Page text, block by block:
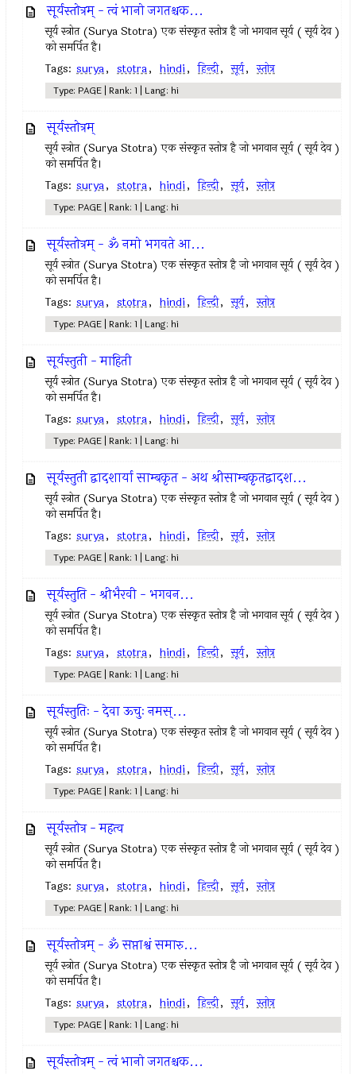
सूर्यस्तोत्रम् - त्वं भानो जगतश्चक...
सूर्य स्त्रोत (Surya Stotra) एक संस्कृत स्तोत्र है जो भगवान सूर्य ( सूर्य देव )
को समर्पित है।
Tags: surya, stotra, hindi, हिन्दी, सूर्य, स्तोत्र
Type: PAGE | Rank: 1 | Lang: hi
सूर्यस्तोत्रम्
सूर्य स्त्रोत (Surya Stotra) एक संस्कृत स्तोत्र है जो भगवान सूर्य ( सूर्य देव )
को समर्पित है।
Tags: surya, stotra, hindi, हिन्दी, सूर्य, स्तोत्र
Type: PAGE | Rank: 1 | Lang: hi
सूर्यस्तोत्रम् - ॐ नमो भगवते आ...
सूर्य स्त्रोत (Surya Stotra) एक संस्कृत स्तोत्र है जो भगवान सूर्य ( सूर्य देव )
को समर्पित है।
Tags: surya, stotra, hindi, हिन्दी, सूर्य, स्तोत्र
Type: PAGE | Rank: 1 | Lang: hi
सूर्यस्तुती - माहिती
सूर्य स्त्रोत (Surya Stotra) एक संस्कृत स्तोत्र है जो भगवान सूर्य ( सूर्य देव )
को समर्पित है।
Tags: surya, stotra, hindi, हिन्दी, सूर्य, स्तोत्र
Type: PAGE | Rank: 1 | Lang: hi
सूर्यस्तुती द्वादशार्या साम्बकृत - अथ श्रीसाम्बकृतद्वादश...
सूर्य स्त्रोत (Surya Stotra) एक संस्कृत स्तोत्र है जो भगवान सूर्य ( सूर्य देव )
को समर्पित है।
Tags: surya, stotra, hindi, हिन्दी, सूर्य, स्तोत्र
Type: PAGE | Rank: 1 | Lang: hi
सूर्यस्तुति - श्रीभैरवी - भगवन...
सूर्य स्त्रोत (Surya Stotra) एक संस्कृत स्तोत्र है जो भगवान सूर्य ( सूर्य देव )
को समर्पित है।
Tags: surya, stotra, hindi, हिन्दी, सूर्य, स्तोत्र
Type: PAGE | Rank: 1 | Lang: hi
सूर्यस्तुतिः - देवा ऊचुः नमस्...
सूर्य स्त्रोत (Surya Stotra) एक संस्कृत स्तोत्र है जो भगवान सूर्य ( सूर्य देव )
को समर्पित है।
Tags: surya, stotra, hindi, हिन्दी, सूर्य, स्तोत्र
Type: PAGE | Rank: 1 | Lang: hi
सूर्यस्तोत्र - महत्व
सूर्य स्त्रोत (Surya Stotra) एक संस्कृत स्तोत्र है जो भगवान सूर्य ( सूर्य देव )
को समर्पित है।
Tags: surya, stotra, hindi, हिन्दी, सूर्य, स्तोत्र
Type: PAGE | Rank: 1 | Lang: hi
सूर्यस्तोत्रम् - ॐ सप्ताश्वं समारु...
सूर्य स्त्रोत (Surya Stotra) एक संस्कृत स्तोत्र है जो भगवान सूर्य ( सूर्य देव )
को समर्पित है।
Tags: surya, stotra, hindi, हिन्दी, सूर्य, स्तोत्र
Type: PAGE | Rank: 1 | Lang: hi
सूर्यस्तोत्रम् - त्वं भानो जगतश्चक...